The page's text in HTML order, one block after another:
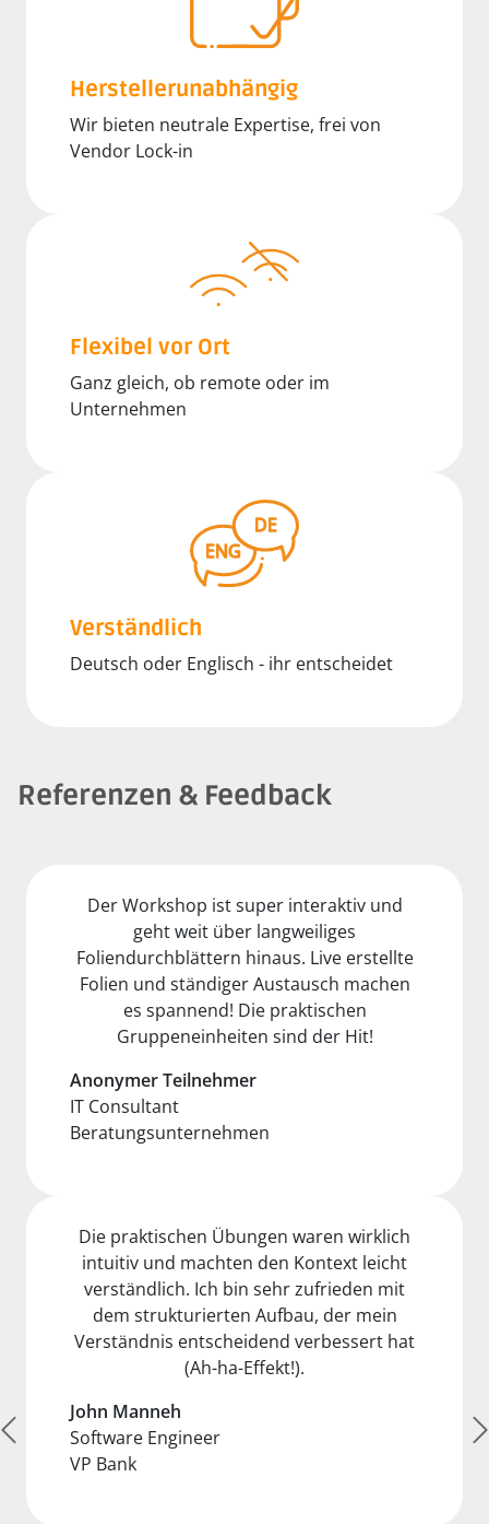
Herstellerunabhängig
Wir bieten neutrale Expertise, frei von
Vendor Lock-in
Flexibel vor Ort
Ganz gleich, ob remote oder im
Unternehmen
Verständlich
Deutsch oder Englisch - ihr entscheidet
Referenzen & Feedback
Der Workshop ist super interaktiv und
geht weit über langweiliges
Foliendurchblättern hinaus. Live erstellte
Folien und ständiger Austausch machen
es spannend! Die praktischen
Gruppeneinheiten sind der Hit!
Anonymer Teilnehmer
IT Consultant
Beratungsunternehmen
Die praktischen Übungen waren wirklich
intuitiv und machten den Kontext leicht
verständlich. Ich bin sehr zufrieden mit
dem strukturierten Aufbau, der mein
Verständnis entscheidend verbessert hat
(Ah-ha-Effekt!).
John Manneh
Software Engineer
VP Bank